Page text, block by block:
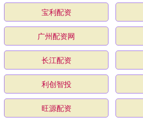
宝利配资
广州配资网
长江配资
利创智投
旺源配资